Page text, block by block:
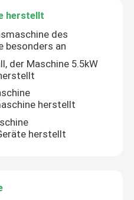
herstellt
des
besonders an
der Maschine 5.5kW
herstellt
herstellt